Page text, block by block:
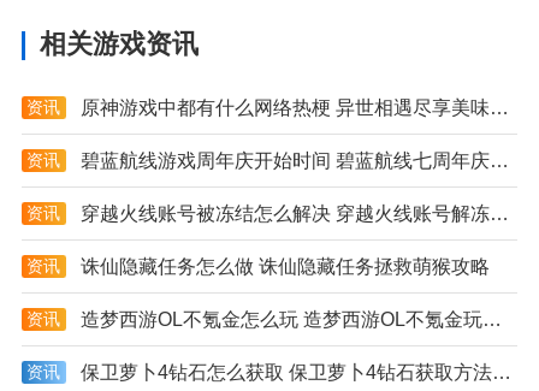
相关游戏资讯
资讯 原神游戏中都有什么网络热梗 异世相遇尽享美味是什么梗
资讯 碧蓝航线游戏周年庆开始时间 碧蓝航线七周年庆具体日期详解
资讯 穿越火线账号被冻结怎么解决 穿越火线账号解冻方法大全
资讯 诛仙隐藏任务怎么做 诛仙隐藏任务拯救萌猴攻略
资讯 造梦西游OL不氪金怎么玩 造梦西游OL不氪金玩法技巧分享
资讯 保卫萝卜4钻石怎么获取 保卫萝卜4钻石获取方法分享